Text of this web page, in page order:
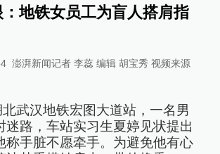
地铁女员工为盲人搭肩指
澎湃新闻记者 李蕊 编辑 胡宝秀 视频来源
武汉地铁宏图大道站，一名男
迷路，车站实习生夏婷见状提出
称手脏不愿牵手。为避免他有心